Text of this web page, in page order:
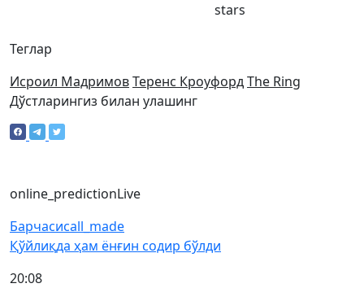
Теглар
Исроил МадримовТеренс КроуфордТhe Ring
stars
Дўстларингиз билан улашинг
online_predictionLive
Барчасиcall_made
Қўйлиқда ҳам ёнғин содир бўлди
20:08